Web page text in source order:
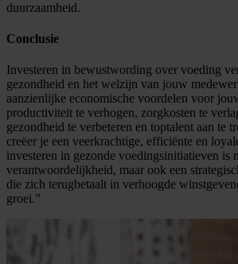
duurzaamheid.
Conclusie
Investeren in bewustwording over voeding
gezondheid en het welzijn van jouw
aanzienlijke economische voordelen voor
productiviteit te verhogen, zorgkosten te
gezondheid te verbeteren en toptalent aan te
creëer je een veerkrachtige, efficiënte en
investeren in gezonde voedingsinitiatieven is
verantwoordelijkheid, maar ook een
die zich terugbetaalt in verhoogde
groei.”